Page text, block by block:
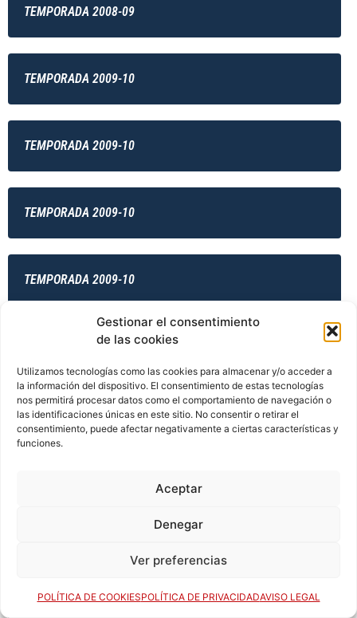
Gestionar el consentimiento
de las cookies
Utilizamos tecnologías como las cookies para almacenar y/o acceder a
la información del dispositivo. El consentimiento de estas tecnologías
nos permitirá procesar datos como el comportamiento de navegación o
las identificaciones únicas en este sitio. No consentir o retirar el
consentimiento, puede afectar negativamente a ciertas características y
funciones.
Aceptar
Denegar
Ver preferencias
POLÍTICA DE COOKIESPOLÍTICA DE PRIVACIDADAVISO LEGAL
TEMPORADA 2008-09
TEMPORADA 2009-10
TEMPORADA 2009-10
TEMPORADA 2009-10
TEMPORADA 2009-10
TEMPORADA 2010-11
TEMPORADA 2010-11